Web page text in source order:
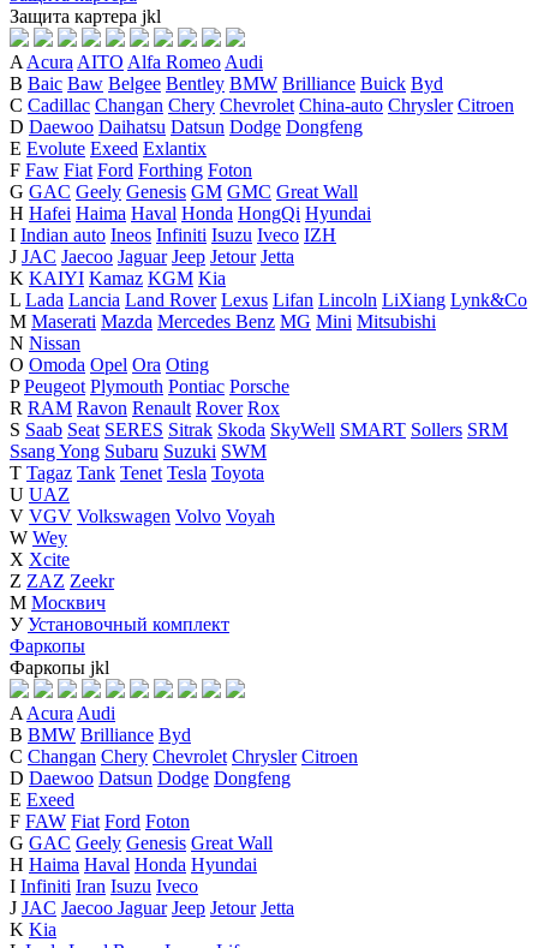
Защита картера jkl
A Acura AITO Alfa Romeo Audi
B Baic Baw Belgee Bentley BMW Brilliance Buick Byd
C Cadillac Changan Chery Chevrolet China-auto Chrysler Citroen
D Daewoo Daihatsu Datsun Dodge Dongfeng
E Evolute Exeed Exlantix
F Faw Fiat Ford Forthing Foton
G GAC Geely Genesis GM GMC Great Wall
H Hafei Haima Haval Honda HongQi Hyundai
I Indian auto Ineos Infiniti Isuzu Iveco IZH
J JAC Jaecoo Jaguar Jeep Jetour Jetta
K KAIYI Kamaz KGM Kia
L Lada Lancia Land Rover Lexus Lifan Lincoln LiXiang Lynk&Co
M Maserati Mazda Mercedes Benz MG Mini Mitsubishi
N Nissan
O Omoda Opel Ora Oting
P Peugeot Plymouth Pontiac Porsche
R RAM Ravon Renault Rover Rox
S Saab Seat SERES Sitrak Skoda SkyWell SMART Sollers SRM
Ssang Yong Subaru Suzuki SWM
T Tagaz Tank Tenet Tesla Toyota
U UAZ
V VGV Volkswagen Volvo Voyah
W Wey
X Xcite
Z ZAZ Zeekr
М Москвич
У Установочный комплект
Фаркопы
Фаркопы jkl
A Acura Audi
B BMW Brilliance Byd
C Changan Chery Chevrolet Chrysler Citroen
D Daewoo Datsun Dodge Dongfeng
E Exeed
F FAW Fiat Ford Foton
G GAC Geely Genesis Great Wall
H Haima Haval Honda Hyundai
I Infiniti Iran Isuzu Iveco
J JAC Jaecoo Jaguar Jeep Jetour Jetta
K Kia